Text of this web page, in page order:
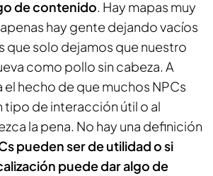
de contenido. Hay mapas muy
hay gente dejando vacíos
que solo dejamos que nuestro
como pollo sin cabeza. A
el hecho de que muchos NPCs
tipo de interacción útil o al
la pena. No hay una definición
pueden ser de utilidad o si
puede dar algo de